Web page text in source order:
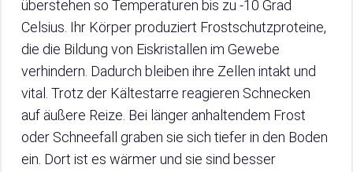
überstehen so Temperaturen bis zu -10 Grad
Celsius. Ihr Körper produziert Frostschutzproteine,
die die Bildung von Eiskristallen im Gewebe
verhindern. Dadurch bleiben ihre Zellen intakt und
vital. Trotz der Kältestarre reagieren Schnecken
auf äußere Reize. Bei länger anhaltendem Frost
oder Schneefall graben sie sich tiefer in den Boden
ein. Dort ist es wärmer und sie sind besser